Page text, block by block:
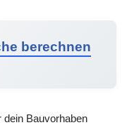
berechnen
dein Bauvorhaben